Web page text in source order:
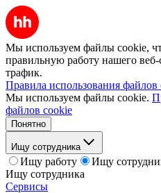
Мы используем файлы cookie,
правильную работу нашего веб-
трафик.
Правила использования файлов
Мы используем файлы cookie.
файлов cookie
Понятно
Ищу сотрудника
Ищу работу
Ищу
Ищу сотрудника
Сервисы